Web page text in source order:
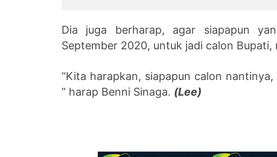
Dia juga berharap, agar siapapun
September 2020, untuk jadi calon
“Kita harapkan, siapapun calon
” harap Benni Sinaga. (Lee)